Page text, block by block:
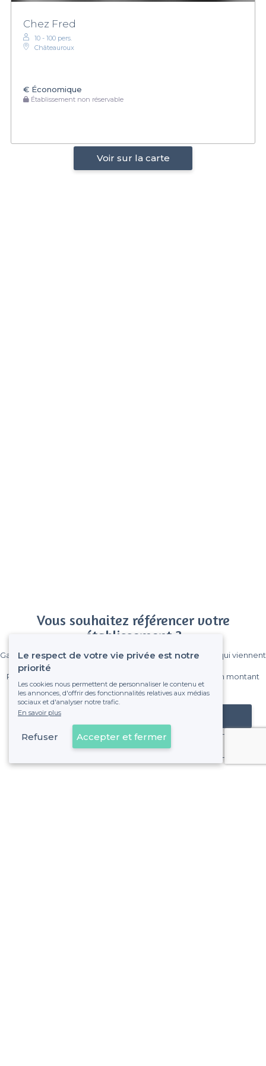
Chez Fred
10 - 100 pers.
Châteauroux
€ Économique
Établissement non réservable
Voir sur la carte
Vous souhaitez référencer votre
établissement ?
Gagnez de nombreux clients parmi le million de visiteurs qui viennent
Pas de commissions et sans engagement, vous payez un montant
fixe sans risque de voir déraper la facture.
Référencer mon établissement
Déjà client
Le respect de votre vie privée est notre
priorité
Les cookies nous permettent de personnaliser le contenu et
les annonces, d'offrir des fonctionnalités relatives aux médias
sociaux et d'analyser notre trafic.
En savoir plus
Refuser Accepter et fermer